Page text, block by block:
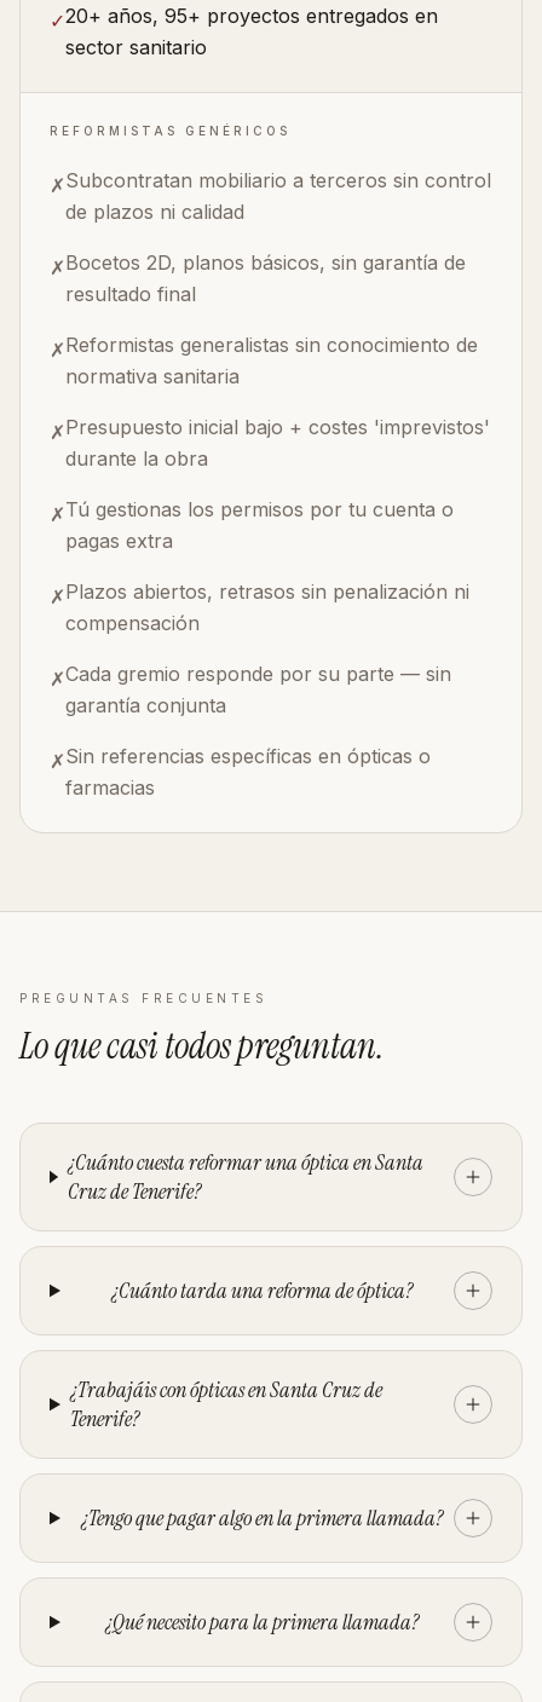
✓20+ años, 95+ proyectos entregados en
sector sanitario
REFORMISTAS GENÉRICOS
✗Subcontratan mobiliario a terceros sin control
de plazos ni calidad
✗Bocetos 2D, planos básicos, sin garantía de
resultado final
✗Reformistas generalistas sin conocimiento de
normativa sanitaria
✗Presupuesto inicial bajo + costes 'imprevistos'
durante la obra
✗Tú gestionas los permisos por tu cuenta o
pagas extra
✗Plazos abiertos, retrasos sin penalización ni
compensación
✗Cada gremio responde por su parte — sin
garantía conjunta
✗Sin referencias específicas en ópticas o
farmacias
PREGUNTAS FRECUENTES
Lo que casi todospreguntan.
¿Cuánto cuesta reformar una óptica en Santa
Cruz de Tenerife?
¿Cuánto tarda una reforma de óptica?
¿Trabajáis con ópticas en Santa Cruz de
Tenerife?
¿Tengo que pagar algo en la primera llamada?
¿Qué necesito para la primera llamada?